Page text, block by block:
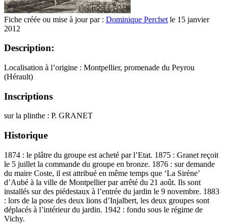
Fiche créée ou mise à jour par : Dominique Perchet le 15 janvier
2012
Description:
Localisation à l’origine : Montpellier, promenade du Peyrou
(Hérault)
Inscriptions
sur la plinthe : P. GRANET
Historique
1874 : le plâtre du groupe est acheté par l’Etat. 1875 : Granet reçoit
le 5 juillet la commande du groupe en bronze. 1876 : sur demande
du maire Coste, il est attribué en même temps que ‘La Sirène’
d’Aubé à la ville de Montpellier par arrêté du 21 août. Ils sont
installés sur des piédestaux à l’entrée du jardin le 9 novembre. 1883
: lors de la pose des deux lions d’Injalbert, les deux groupes sont
déplacés à l’intérieur du jardin. 1942 : fondu sous le régime de
Vichy.